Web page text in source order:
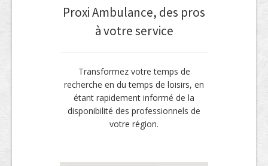
Proxi Ambulance, des pros
à votre service
Transformez votre temps de
recherche en du temps de loisirs, en
étant rapidement informé de la
disponibilité des professionnels de
votre région.